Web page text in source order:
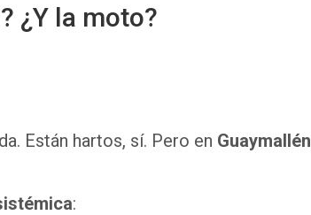
¿Y la moto?
Están hartos, sí. Pero en Guaymallén
: